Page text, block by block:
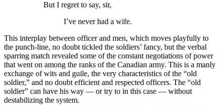
But I regret to say, sir,
I’ve never had a wife.
This interplay between officer and men, which moves playfully to
the punch-line, no doubt tickled the soldiers’ fancy, but the verbal
sparring match revealed some of the constant negotiations of power
that went on among the ranks of the Canadian army. This is a manly
exchange of wits and guile, the very characteristics of the “old
soldier,” and no doubt efficient and respected officers. The “old
soldier” can have his way — or try to in this case — without
destabilizing the system.